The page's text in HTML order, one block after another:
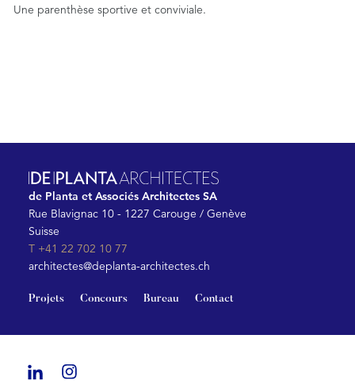
Une parenthèse sportive et conviviale.
de Planta et Associés Architectes SA
Rue Blavignac 10 - 1227 Carouge / Genève
Suisse
T +41 22 702 10 77
architectes@deplanta-architectes.ch
Projets Concours Bureau Contact